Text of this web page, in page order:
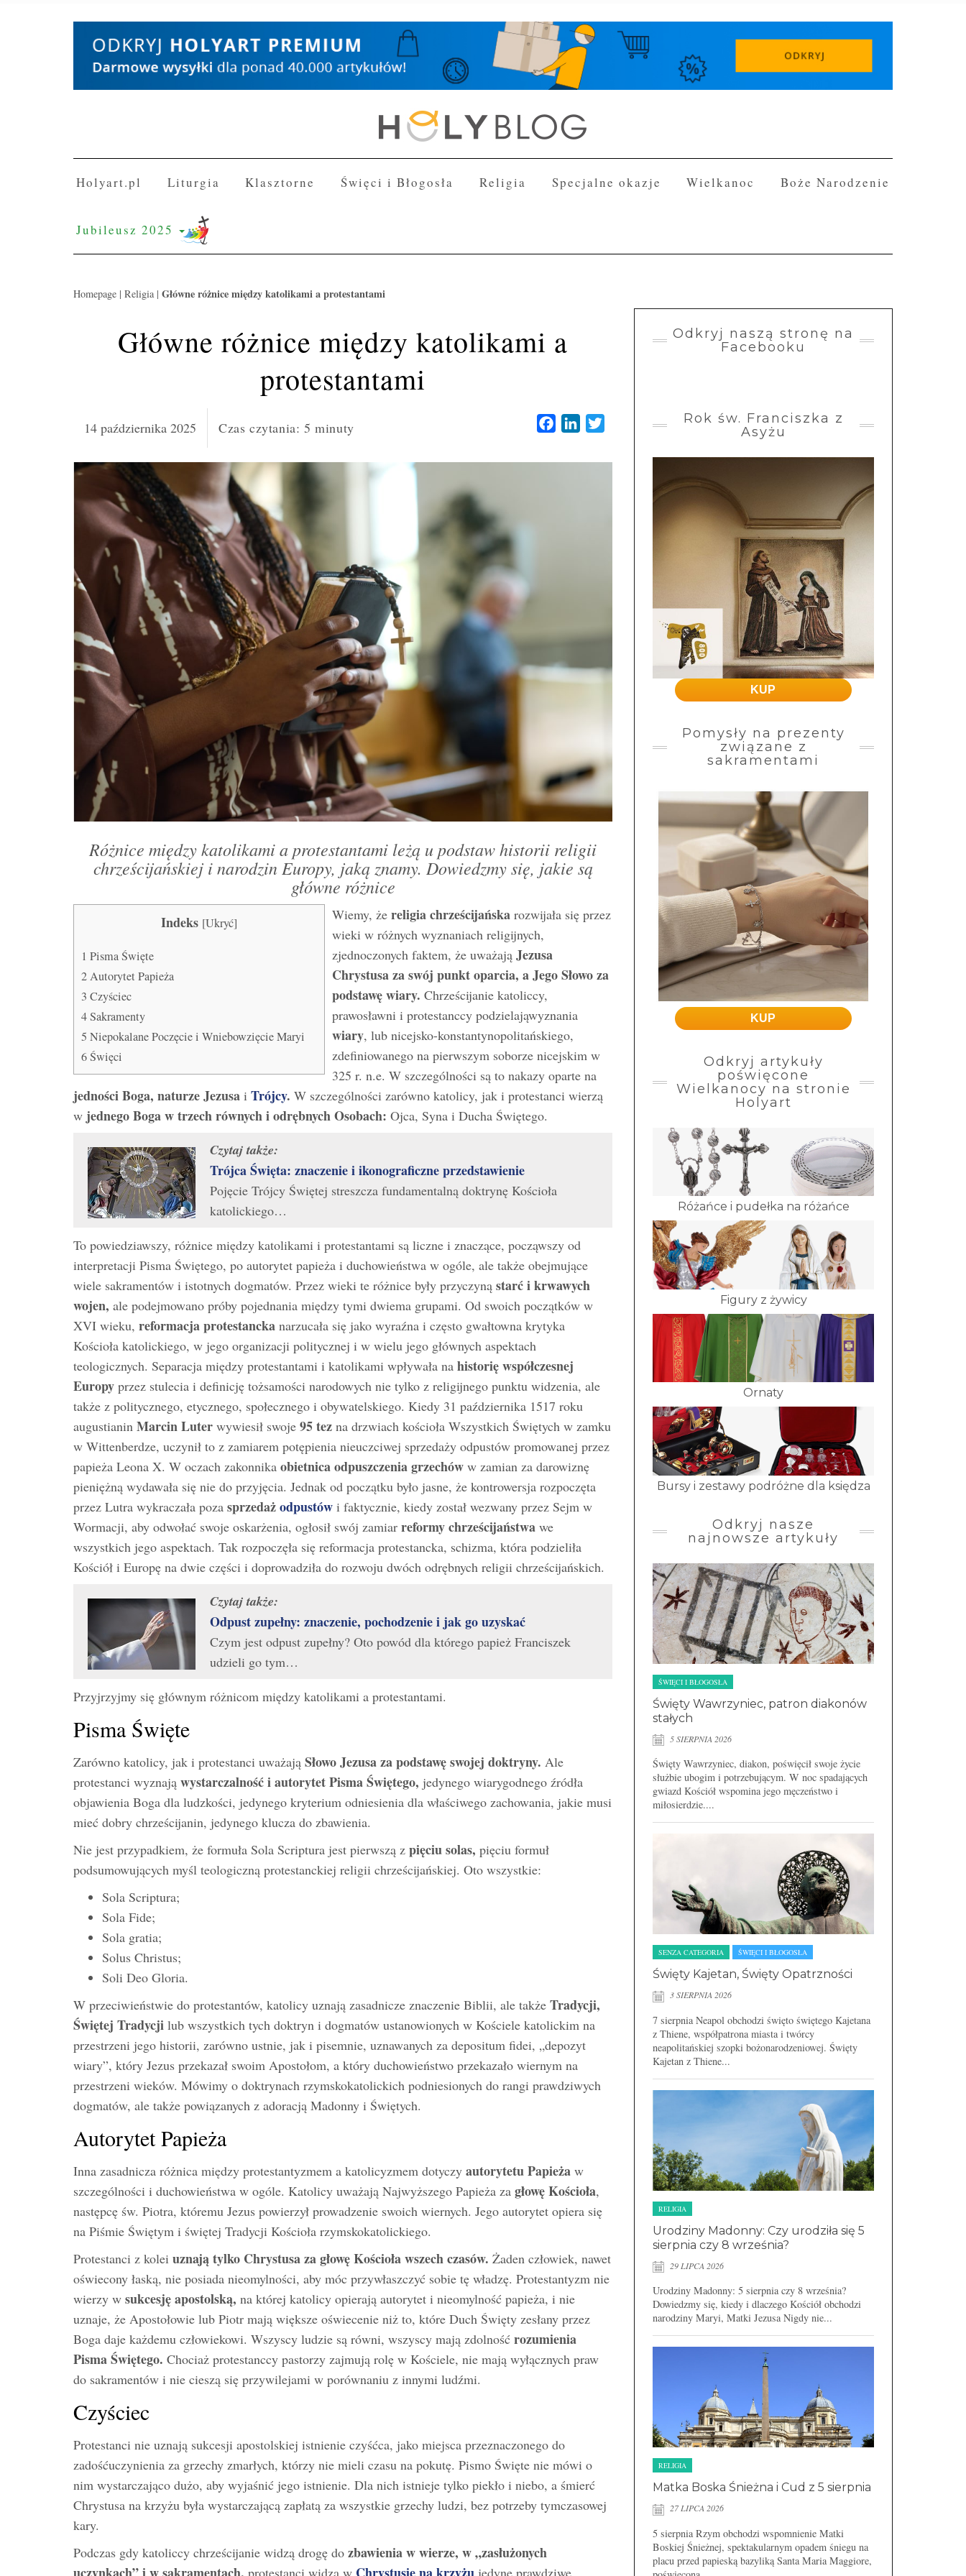
Holyart.pl Liturgia Klasztorne Święci i Błogosła Religia Specjalne okazje Wielkanoc Boże Narodzenie
Jubileusz 2025
Homepage | Religia | Główne różnice między katolikami a protestantami
Główne różnice między katolikami a
protestantami
14 października 2025 Czas czytania: 5 minuty FacebookLinkedIn
Różnice między katolikami a protestantami leżą u podstaw historii religii
chrześcijańskiej i narodzin Europy, jaką znamy. Dowiedzmy się, jakie są
główne różnice
Indeks [Ukryć]
1 Pisma Święte
2Autorytet Papieża
3 Czyściec
4Sakramenty
5 Niepokalane Poczęcie i Wniebowzięcie Maryi
6Święci
Wiemy, że religia chrześcijańska rozwijała się przez
wieki w różnych wyznaniach religijnych,
zjednoczonych faktem, że uważają Jezusa
Chrystusa za swój punkt oparcia, a Jego Słowo za
podstawę wiary. Chrześcijanie katoliccy,
prawosławni i protestanccy podzielająwyznania
wiary, lub nicejsko-konstantynopolitańskiego,
zdefiniowanego na pierwszym soborze nicejskim w
325 r. n.e. W szczególności są to nakazy oparte na
jedności Boga, naturze Jezusa i Trójcy. W szczególności zarówno katolicy, jak i protestanci wierzą
w jednegoBoga w trzech równych i odrębnych Osobach: Ojca, Syna i Ducha Świętego.
Czytaj także:
Trójca Święta: znaczenie i ikonograficzne przedstawienie
Pojęcie Trójcy Świętej streszcza fundamentalną doktrynę Kościoła
katolickiego…
To powiedziawszy, różnice między katolikami i protestantami są liczne i znaczące, począwszy od
interpretacji Pisma Świętego, po autorytet papieża i duchowieństwa w ogóle, ale także obejmujące
wiele sakramentów i istotnych dogmatów. Przez wieki te różnice były przyczyną starć i krwawych
wojen, ale podejmowano próby pojednania między tymi dwiema grupami. Od swoich początków w
XVI wieku, reformacja protestancka narzucała się jako wyraźna i często gwałtowna krytyka
Kościoła katolickiego, w jego organizacji politycznej i w wielu jego głównych aspektach
teologicznych. Separacja między protestantami i katolikami wpływała na historię współczesnej
Europy przez stulecia i definicję tożsamości narodowych nie tylko z religijnego punktu widzenia, ale
także z politycznego, etycznego, społecznego i obywatelskiego. Kiedy 31 października 1517 roku
augustianin Marcin Luter wywiesił swoje 95 tez na drzwiach kościoła Wszystkich Świętych w zamku
w Wittenberdze, uczynił to z zamiarem potępienia nieuczciwej sprzedaży odpustów promowanej przez
papieża Leona X. W oczach zakonnika obietnicaodpuszczenia grzechów w zamian za darowiznę
pieniężną wydawała się nie do przyjęcia. Jednak od początku było jasne, że kontrowersja rozpoczęta
przez Lutra wykraczała poza sprzedażodpustów i faktycznie, kiedy został wezwany przez Sejm w
Wormacji, aby odwołać swoje oskarżenia, ogłosił swój zamiar reformy chrześcijaństwa we
wszystkich jego aspektach. Tak rozpoczęła się reformacja protestancka, schizma, która podzieliła
Kościół i Europę na dwie części i doprowadziła do rozwoju dwóch odrębnych religii chrześcijańskich.
Czytaj także:
Odpust zupełny: znaczenie, pochodzenie i jak go uzyskać
Czym jest odpust zupełny? Oto powód dla którego papież Franciszek
udzieli go tym…
Przyjrzyjmy się głównym różnicom między katolikami a protestantami.
Pisma Święte
Zarówno katolicy, jak i protestanci uważają Słowo Jezusa za podstawę swojej doktryny. Ale
protestanci wyznają wystarczalność iautorytet Pisma Świętego, jedynego wiarygodnego źródła
objawienia Boga dla ludzkości, jedynego kryterium odniesienia dla właściwego zachowania, jakie musi
mieć dobry chrześcijanin, jedynego klucza do zbawienia.
Nie jest przypadkiem, że formuła Sola Scriptura jest pierwszą z pięciu solas, pięciu formuł
podsumowujących myśl teologiczną protestanckiej religii chrześcijańskiej. Oto wszystkie:
Sola Scriptura;
Sola Fide;
Sola gratia;
Solus Christus;
Soli Deo Gloria.
W przeciwieństwie do protestantów, katolicy uznają zasadnicze znaczenie Biblii, ale także Tradycji,
Świętej Tradycji lub wszystkich tych doktryn i dogmatów ustanowionych w Kościele katolickim na
przestrzeni jego historii, zarówno ustnie, jak i pisemnie, uznawanych za depositum fidei, „depozyt
wiary”, który Jezus przekazał swoim Apostołom, a który duchowieństwo przekazało wiernym na
przestrzeni wieków. Mówimy o doktrynach rzymskokatolickich podniesionych do rangi prawdziwych
dogmatów, ale także powiązanych z adoracją Madonny i Świętych.
Autorytet Papieża
Inna zasadnicza różnica między protestantyzmem a katolicyzmem dotyczy autorytetu Papieża w
szczególności i duchowieństwa w ogóle. Katolicy uważają Najwyższego Papieża za głowę Kościoła,
następcę św. Piotra, któremu Jezus powierzył prowadzenie swoich wiernych. Jego autorytet opiera się
na Piśmie Świętym i świętej Tradycji Kościoła rzymskokatolickiego.
Protestanci z kolei uznają tylko Chrystusa za głowę Kościoła wszech czasów. Żaden człowiek, nawet
oświecony łaską, nie posiada nieomylności, aby móc przywłaszczyć sobie tę władzę. Protestantyzm nie
wierzy w sukcesję apostolską, na której katolicy opierają autorytet i nieomylność papieża, i nie
uznaje, że Apostołowie lub Piotr mają większe oświecenie niż to, które Duch Święty zesłany przez
Boga daje każdemu człowiekowi. Wszyscy ludzie są równi, wszyscy mają zdolność rozumienia
Pisma Świętego. Chociaż protestanccy pastorzy zajmują rolę w Kościele, nie mają wyłącznych praw
do sakramentów i nie cieszą się przywilejami w porównaniu z innymi ludźmi.
Czyściec
Protestanci nie uznają sukcesji apostolskiej istnienie czyśćca, jako miejsca przeznaczonego do
zadośćuczynienia za grzechy zmarłych, którzy nie mieli czasu na pokutę. Pismo Święte nie mówi o
nim wystarczająco dużo, aby wyjaśnić jego istnienie. Dla nich istnieje tylko piekło i niebo, a śmierć
Chrystusa na krzyżu była wystarczającą zapłatą za wszystkie grzechy ludzi, bez potrzeby tymczasowej
kary.
Podczas gdy katoliccy chrześcijanie widzą drogę do zbawienia w wierze, w„zasłużonych
uczynkach” i w sakramentach, protestanci widzą w Chrystusie na krzyżu jedyne prawdziwe
Odkryj naszą stronę na
Facebooku
Rok św. Franciszka z
Asyżu
KUP
Pomysły na prezenty
związane z
sakramentami
KUP
Odkryj artykuły
poświęcone
Wielkanocy na stronie
Holyart
Różańce i pudełka na różańce
Figury z żywicy
Ornaty
Bursy i zestawy podróżne dla księdza
Odkryj nasze
najnowsze artykuły
ŚWIĘCI I BŁOGOSŁA
Święty Wawrzyniec, patron diakonów
stałych
5 SIERPNIA 2026
Święty Wawrzyniec, diakon, poświęcił swoje życie
służbie ubogim i potrzebującym. W noc spadających
gwiazd Kościół wspomina jego męczeństwo i
miłosierdzie....
SENZA CATEGORIA ŚWIĘCI I BŁOGOSŁA
Święty Kajetan, Święty Opatrzności
3 SIERPNIA 2026
7 sierpnia Neapol obchodzi święto świętego Kajetana
z Thiene, współpatrona miasta i twórcy
neapolitańskiej szopki bożonarodzeniowej. Święty
Kajetan z Thiene...
RELIGIA
Urodziny Madonny: Czy urodziła się 5
sierpnia czy 8 września?
29 LIPCA 2026
Urodziny Madonny: 5 sierpnia czy 8 września?
Dowiedzmy się, kiedy i dlaczego Kościół obchodzi
narodziny Maryi, Matki Jezusa Nigdy nie...
RELIGIA
Matka Boska Śnieżna i Cud z 5 sierpnia
27 LIPCA 2026
5 sierpnia Rzym obchodzi wspomnienie Matki
Boskiej Śnieżnej, spektakularnym opadem śniegu na
placu przed papieską bazyliką Santa Maria Maggiore,